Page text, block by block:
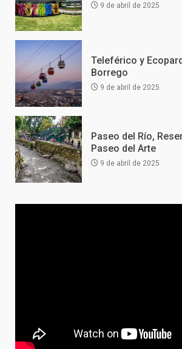
9 de abril de 2025
Teleférico y
Borrego
9 de abril de 2025
Paseo del Río,
Paseo del Arte
9 de abril de 2025